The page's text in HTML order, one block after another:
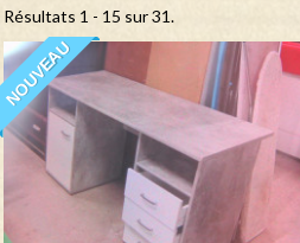
Résultats 1 - 15 sur 31.
NOUVEAU